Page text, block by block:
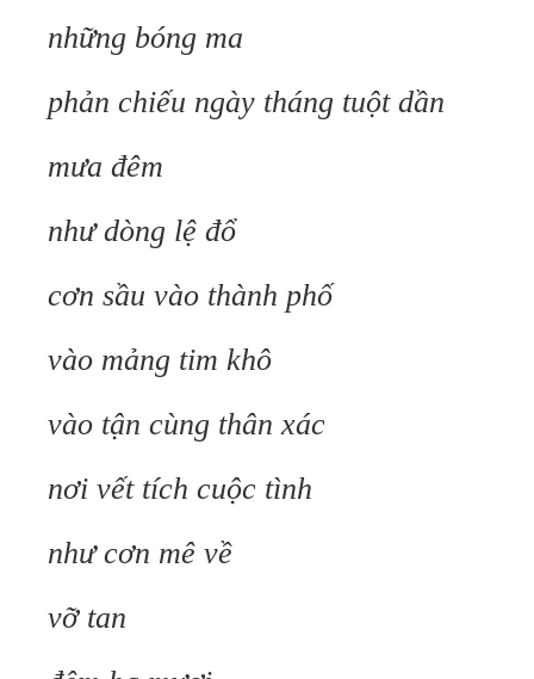
những bóng ma
phản chiếu ngày tháng tuột dần
mưa đêm
như dòng lệ đổ
cơn sầu vào thành phố
vào mảng tim khô
vào tận cùng thân xác
nơi vết tích cuộc tình
như cơn mê về
vỡ tan